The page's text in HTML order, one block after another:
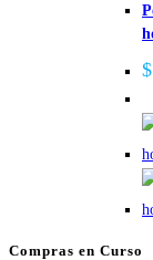
$
Compras en Curso